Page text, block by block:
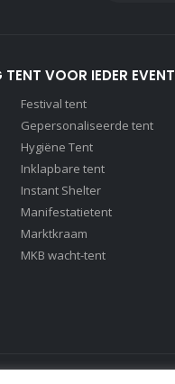
VOOR IEDER EVENT
Festival tent
Gepersonaliseerde tent
Hygiëne Tent
Inklapbare tent
Instant Shelter
Manifestatietent
Marktkraam
MKB wacht-tent